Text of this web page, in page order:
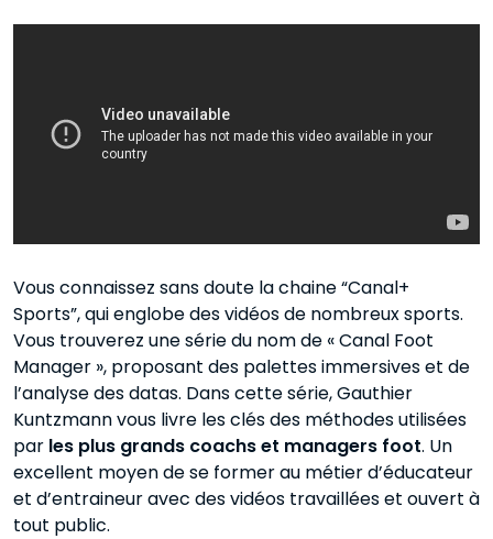
Vous connaissez sans doute la chaine “Canal+
Sports”, qui englobe des vidéos de nombreux sports.
Vous trouverez une série du nom de « Canal Foot
Manager », proposant des palettes immersives et de
l’analyse des datas. Dans cette série, Gauthier
Kuntzmann vous livre les clés des méthodes utilisées
par les plus grands coachs et managers foot. Un
excellent moyen de se former au métier d’éducateur
et d’entraineur avec des vidéos travaillées et ouvert à
tout public.